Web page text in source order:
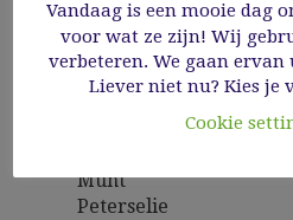
Keukenkruiden
Bieslook
Munt
Peterselie
Vandaag is een mooie dag
voor wat ze zijn! Wij
verbeteren. We gaan
Liever niet nu? Kies je
Cookie